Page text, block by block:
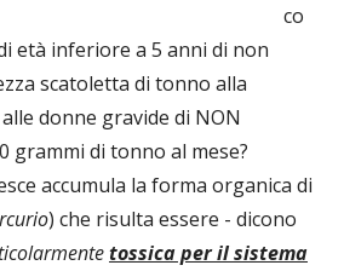
co
età inferiore a 5 anni di non
scatoletta di tonno alla
donne gravide di NON
grammi di tonno al mese?
accumula la forma organica di
) che risulta essere - dicono
tossica per il sistema